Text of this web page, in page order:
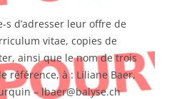
d’adresser leur offre de
vitae, copies de
ainsi que le nom de trois
référence, à : Liliane Baer,
– lbaer@balyse.ch